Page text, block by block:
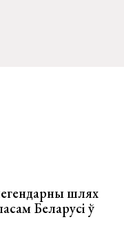
шлях
Беларусі ў